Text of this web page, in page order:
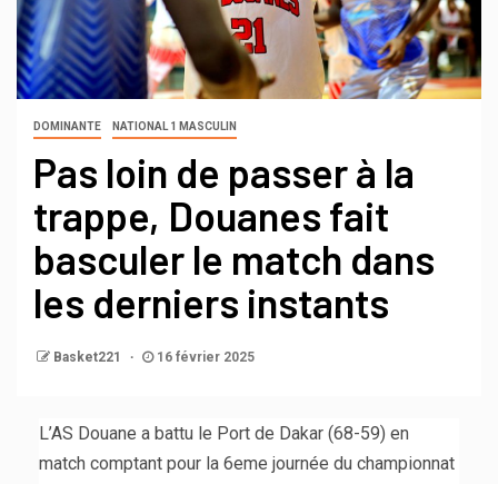
DOMINANTE NATIONAL 1 MASCULIN
Pas loin de passer à la
trappe, Douanes fait
basculer le match dans
les derniers instants
Basket221 16 février 2025
L’AS Douane a battu le Port de Dakar (68-59) en
match comptant pour la 6eme journée du championnat